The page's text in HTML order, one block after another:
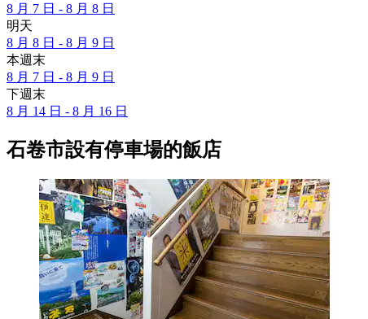
8 月 7 日 - 8 月 8 日
明天
8 月 8 日 - 8 月 9 日
本週末
8 月 7 日 - 8 月 9 日
下週末
8 月 14 日 - 8 月 16 日
石卷市設有停車場的飯店